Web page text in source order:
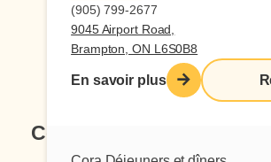
(905) 799-2677
9045 Airport Road,
Brampton, ON L6S0B8
En savoir plus
Cora